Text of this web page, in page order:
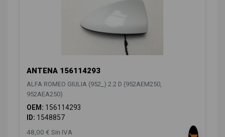
ANTENA 156114293
ALFA ROMEO GIULIA (952_) 2.2 D (952AEM250,
952AEA250)
OEM: 156114293
ID: 1548857
48,00 € Sin IVA